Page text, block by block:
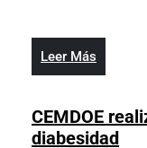
bebés
de
solo
un
Leer Más
Más
CEMDOE
diabesidad